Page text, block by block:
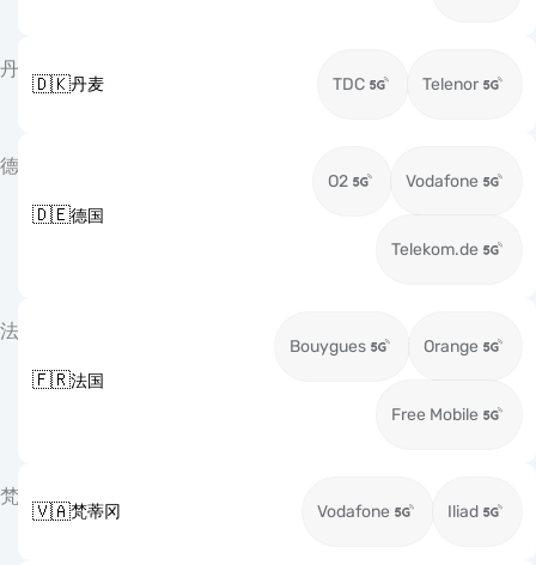
丹
🇩🇰丹麦 TDC Telenor
德
🇩🇪德国
O2 Vodafone
Telekom.de
法
🇫🇷法国
Bouygues Orange
Free Mobile
梵
🇻🇦梵蒂冈 Vodafone Iliad